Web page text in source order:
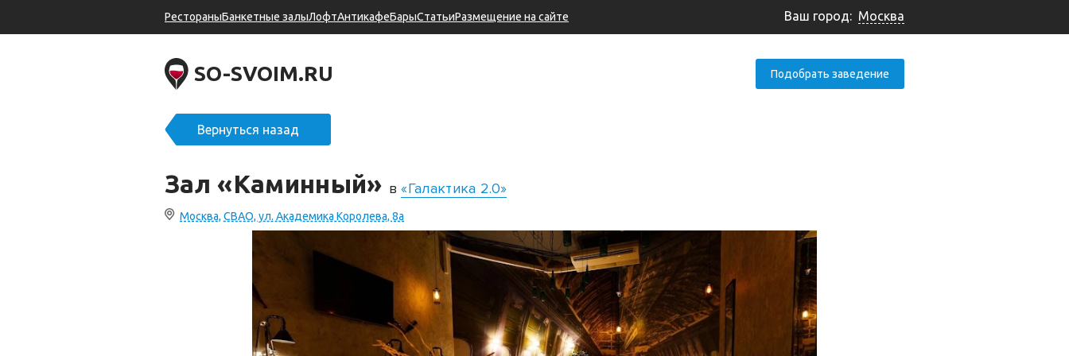
РестораныБанкетные залыЛофтАнтикафеБарыСтатьиРазмещение на сайте Ваш город: Москва
SO-SVOIM.RU Подобрать заведение
Вернуться назад
Зал «Каминный» в«Галактика 2.0»
Москва, СВАО, ул. Академика Королева, 8а